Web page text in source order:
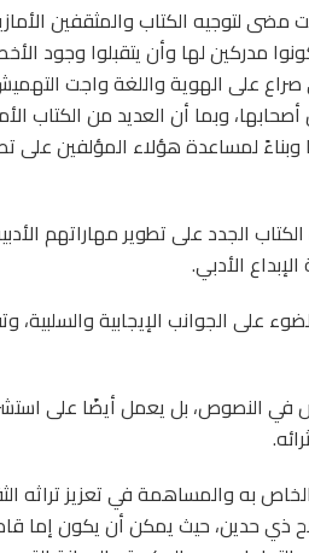
لتوجيه الكتاب والمثقفين
مدركين لها وأن يتقبلوا وجود
صراع على الهوية واللغة واجت
وبما أن العديد من الكتاب
لمساعدة هؤلاء المؤلفين على
الجدد على تطوير مهاراتهم
الأدبي.
على الجوانب الإيجابية والسلبية،
في النصوص، بل يعمل أيضًا على
الخاص به والمساهمة في تعزيز تراثه
ذي حدين، حيث يمكن أن يكون إما